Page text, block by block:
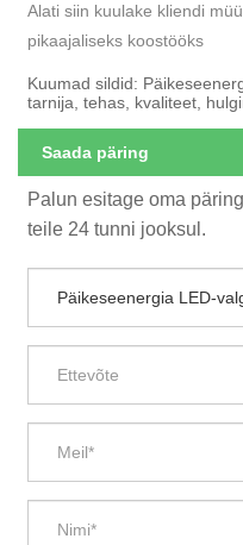
Alati siin kuulake kliendi
pikaajaliseks koostööks
Kuumad sildid:
tarnija, tehas, kvaliteet,
Saada päring
Palun esitage oma
teile 24 tunni jooksul.